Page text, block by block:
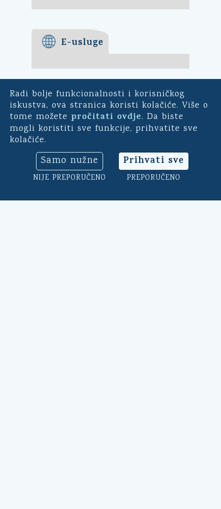
Radi bolje funkcionalnosti i korisničkog
iskustva, ova stranica koristi kolačiće. Više o
tome možete pročitati ovdje. Da biste
mogli koristiti sve funkcije, prihvatite sve
kolačiće.
Samo nužne
NIJE PREPORUČENO
Prihvati sve
PREPORUČENO
E-usluge
E-demokracija
Za mještane Općine Kali -
uključite se u ankete o
općinu. Sudjelujte u
savjetodavnim e-referendumima.
Osim toga, na ovoj aplikaciji